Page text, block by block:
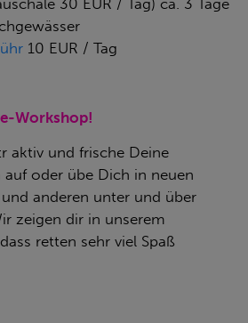
30 EUR / Tag) ca. 3 Tage
10 EUR / Tag
Workshop!
aktiv und frische Deine
oder übe Dich in neuen
anderen unter und über
zeigen dir in unserem
retten sehr viel Spaß